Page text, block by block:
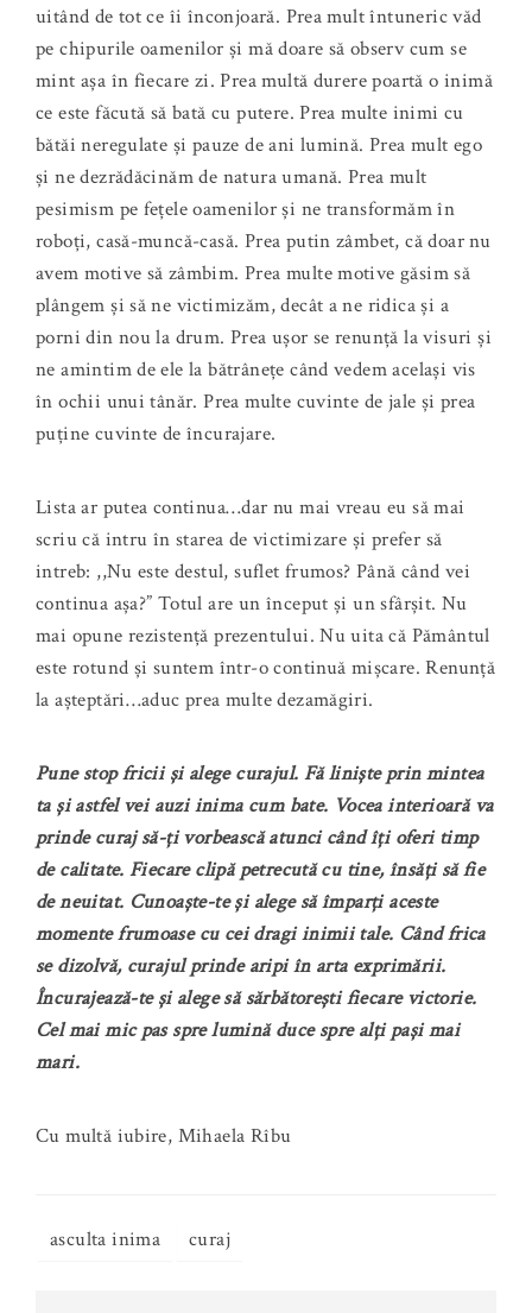
uitând de tot ce îi înconjoară. Prea mult întuneric văd
pe chipurile oamenilor și mă doare să observ cum se
mint așa în fiecare zi. Prea multă durere poartă o inimă
ce este făcută să bată cu putere. Prea multe inimi cu
bătăi neregulate și pauze de ani lumină. Prea mult ego
și ne dezrădăcinăm de natura umană. Prea mult
pesimism pe fețele oamenilor și ne transformăm în
roboți, casă-muncă-casă. Prea putin zâmbet, că doar nu
avem motive să zâmbim. Prea multe motive găsim să
plângem și să ne victimizăm, decât a ne ridica și a
porni din nou la drum. Prea ușor se renunță la visuri și
ne amintim de ele la bătrânețe când vedem același vis
în ochii unui tânăr. Prea multe cuvinte de jale și prea
puține cuvinte de încurajare.
Lista ar putea continua…dar nu mai vreau eu să mai
scriu că intru în starea de victimizare și prefer să
intreb: ,,Nu este destul, suflet frumos? Până când vei
continua așa?” Totul are un început și un sfârșit. Nu
mai opune rezistență prezentului. Nu uita că Pământul
este rotund și suntem într-o continuă mișcare. Renunță
la așteptări…aduc prea multe dezamăgiri.
Pune stop fricii și alege curajul. Fă liniște prin mintea
ta și astfel vei auzi inima cum bate. Vocea interioară va
prinde curaj să-ți vorbească atunci când îți oferi timp
de calitate. Fiecare clipă petrecută cu tine, însăți să fie
de neuitat. Cunoaște-te și alege să împarți aceste
momente frumoase cu cei dragi inimii tale. Când frica
se dizolvă, curajul prinde aripi în arta exprimării.
Încurajează-te și alege să sărbătorești fiecare victorie.
Cel mai mic pas spre lumină duce spre alți pași mai
mari.
Cu multă iubire, Mihaela Rîbu
asculta inima curaj